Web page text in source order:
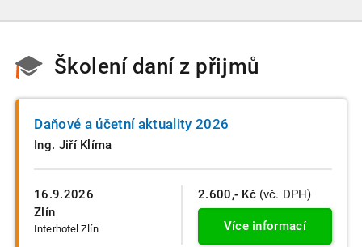
Školení daní z přijmů
16.9.2026
Zlín
Interhotel Zlín
Daňové a účetní aktuality 2026
Ing. Jiří Klíma
2.600,- Kč (vč. DPH)
Více informací